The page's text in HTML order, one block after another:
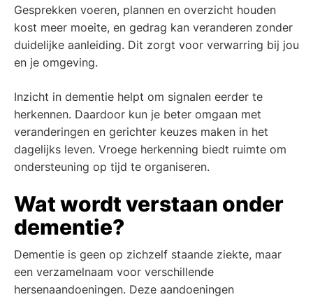
Gesprekken voeren, plannen en overzicht houden
kost meer moeite, en gedrag kan veranderen zonder
duidelijke aanleiding. Dit zorgt voor verwarring bij jou
en je omgeving.
Inzicht in dementie helpt om signalen eerder te
herkennen. Daardoor kun je beter omgaan met
veranderingen en gerichter keuzes maken in het
dagelijks leven. Vroege herkenning biedt ruimte om
ondersteuning op tijd te organiseren.
Wat wordt verstaan onder
dementie?
Dementie is geen op zichzelf staande ziekte, maar
een verzamelnaam voor verschillende
hersenaandoeningen. Deze aandoeningen